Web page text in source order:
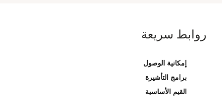
روابط سريعة
إمكانية الوصول
برامج التأشيرة
القيم الأساسية